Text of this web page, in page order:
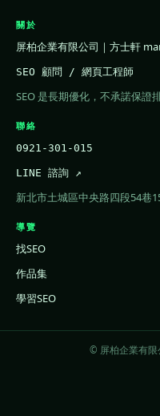
關於
屏柏企業有限公司｜方士軒
SEO 顧問 / 網頁工程師
SEO 是長期優化，不承諾保證排
聯絡
0921-301-015
LINE 諮詢 ↗
新北市土城區中央路四段54巷
導覽
找SEO
作品集
學習SEO
© 屏柏企業有限